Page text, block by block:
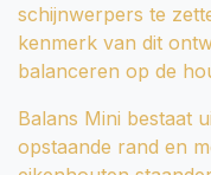
schijnwerpers te
kenmerk van dit
balanceren op de
Balans Mini bestaat
opstaande rand en